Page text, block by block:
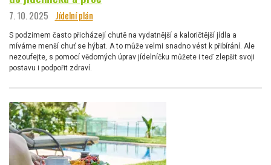
7. 10. 2025 Jídelní plán
S podzimem často přicházejí chutě na vydatnější a kaloričtější jídla a
míváme menší chuť se hýbat. A to může velmi snadno vést k přibírání. Ale
nezoufejte, s pomocí vědomých úprav jídelníčku můžete i teď zlepšit svoji
postavu i podpořit zdraví.